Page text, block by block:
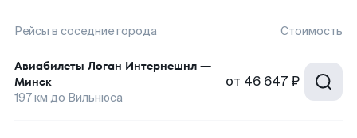
Рейсы в соседние города Стоимость
Авиабилеты Логан Интернешнл —
Минск
197км до Вильнюса
от 46 647 ₽